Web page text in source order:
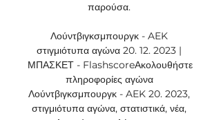
παρούσα.
Λούντβιγκσμπουργκ - AEK
στιγμιότυπα αγώνα 20. 12. 2023 |
ΜΠΑΣΚΕΤ - FlashscoreΑκολουθήστε
πληροφορίες αγώνα
Λούντβιγκσμπουργκ - AEK 20. 2023,
στιγμιότυπα αγώνα, στατιστικά, νέα,